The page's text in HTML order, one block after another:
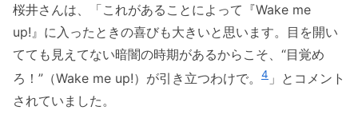
桜井さんは、「これがあることによって『Wake me
up!』に入ったときの喜びも大きいと思います。目を開い
てても見えてない暗闇の時期があるからこそ、“目覚め
ろ！”（Wake me up!）が引き立つわけで。
4 」とコメント
されていました。